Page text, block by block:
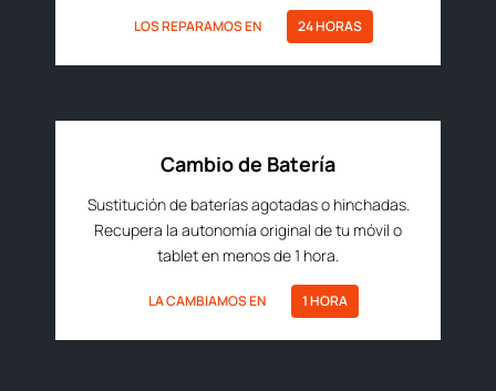
LOS REPARAMOS EN 24 HORAS
Cambio de Batería
Sustitución de baterías agotadas o hinchadas.
Recupera la autonomía original de tu móvil o
tablet en menos de 1 hora.
LA CAMBIAMOS EN 1 HORA